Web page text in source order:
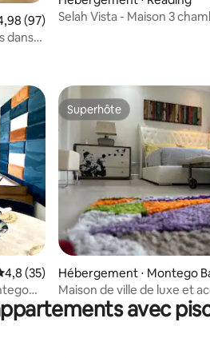
moyenne sur la base de 97
(97)
dans
Selah Vista - Maison 3
: 5 sur 5
moyenne sur la base de 35
4,8 (35)
Superhôte
Superhôte
Hébergement ⋅ Montego
Maison de ville de luxe et
la plage
avec